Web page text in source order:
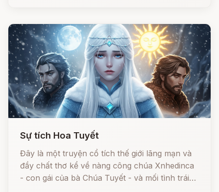
Sự tích Hoa Tuyết
Đây là một truyện cổ tích thế giới lãng mạn và
đầy chất thơ kể về nàng công chúa Xnhedinca
- con gái của bà Chúa Tuyết - và mối tình trái